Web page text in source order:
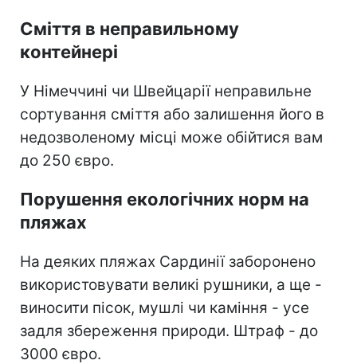
Сміття в неправильному
контейнері
У Німеччині чи Швейцарії неправильне
сортування сміття або залишення його в
недозволеному місці може обійтися вам
до 250 євро.
Порушення екологічних норм на
пляжах
На деяких пляжах Сардинії заборонено
використовувати великі рушники, а ще -
виносити пісок, мушлі чи каміння - усе
задля збереження природи. Штраф - до
3000 євро.